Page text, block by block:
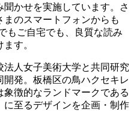
かせを実施しています。さ
のスマートフォンからも
もご自宅でも、良質な読み
す。
人女子美術大学と共同研究
発。板橋区の鳥ハクセキレ
徴的なランドマークである
に至るデザインを企画・制作